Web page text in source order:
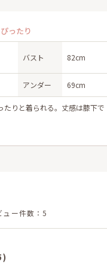
ぴったり
バスト 82cm
アンダー 69cm
たりと着られる。丈感は膝下で
ュー件数：5